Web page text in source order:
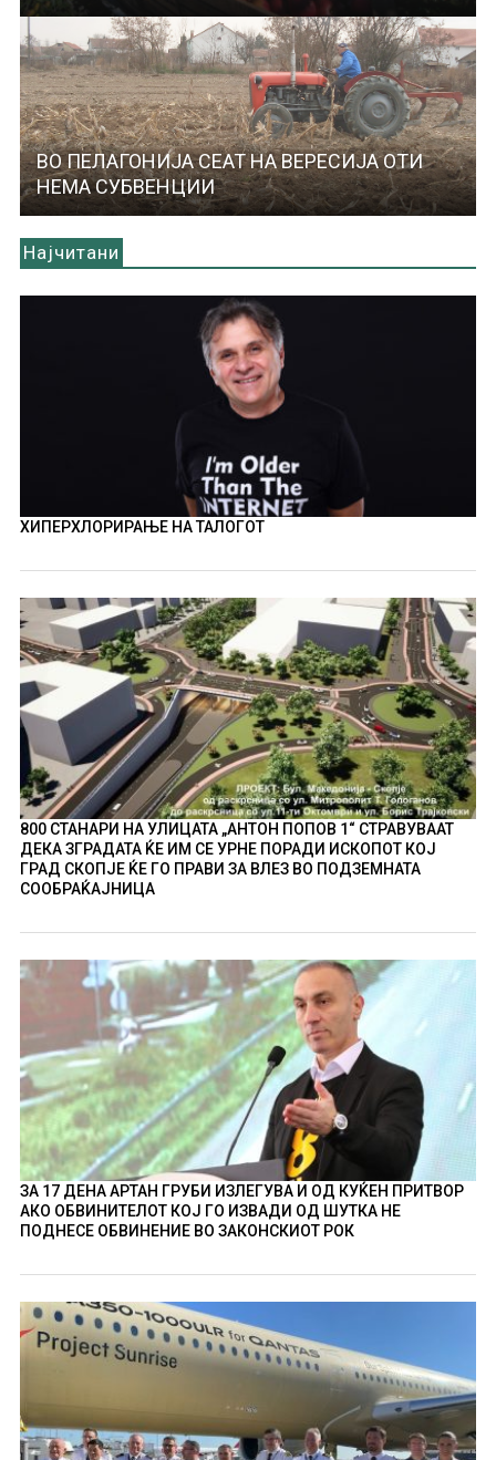
ВО ПЕЛАГОНИЈА СЕАТ НА ВЕРЕСИЈА ОТИ
НЕМА СУБВЕНЦИИ
Најчитани
ХИПЕРХЛОРИРАЊЕ НА ТАЛОГОТ
800 СТАНАРИ НА УЛИЦАТА „АНТОН ПОПОВ 1“ СТРАВУВААТ
ДЕКА ЗГРАДАТА ЌЕ ИМ СЕ УРНЕ ПОРАДИ ИСКОПОТ КОЈ
ГРАД СКОПЈЕ ЌЕ ГО ПРАВИ ЗА ВЛЕЗ ВО ПОДЗЕМНАТА
СООБРАЌАЈНИЦА
ЗА 17 ДЕНА АРТАН ГРУБИ ИЗЛЕГУВА И ОД КУЌЕН ПРИТВОР
АКО ОБВИНИТЕЛОТ КОЈ ГО ИЗВАДИ ОД ШУТКА НЕ
ПОДНЕСЕ ОБВИНЕНИЕ ВО ЗАКОНСКИОТ РОК